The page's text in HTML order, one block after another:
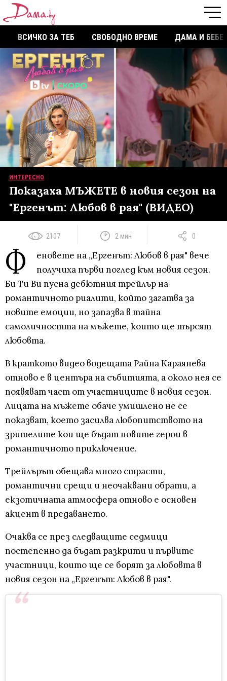
ВСИЧКО ЗА ТЕБ СВОБОДНО ВРЕМЕ ДАМА И БЕБЕ
ИНТЕРЕСНО
Показаха МЪЖЕТЕ в новия сезон на
"Ергенът: Любов в рая" (ВИДЕО)
2107 2 мин 0
Ф
еновете на „Ергенът: Любов в рая" вече
получиха първи поглед към новия сезон.
Би Ти Ви пусна дебютния трейлър на
романтичното риалити, който загатва за
новите емоции, но запазва в тайна
самоличността на мъжете, които ще търсят
любовта.
В краткото видео водещата Райна Караянева
отново е в центъра на събитията, а около нея се
появяват част от участниците в новия сезон.
Лицата на мъжете обаче умишлено не се
показват, което засилва любопитството на
зрителите кои ще бъдат новите герои в
романтичното приключение.
Трейлърът обещава много страсти,
романтични срещи и неочаквани обрати, а
екзотичната атмосфера отново е основен
акцент в предаването.
Очаква се през следващите седмици
постепенно да бъдат разкрити и първите
участници, които ще се борят за любовта в
новия сезон на „Ергенът: Любов в рая".